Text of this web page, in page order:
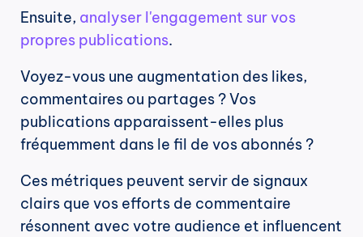
Ensuite, analyser l'engagement sur vos
propres publications.
Voyez-vous une augmentation des likes,
commentaires ou partages ? Vos
publications apparaissent-elles plus
fréquemment dans le fil de vos abonnés ?
Ces métriques peuvent servir de signaux
clairs que vos efforts de commentaire
résonnent avec votre audience et influencent